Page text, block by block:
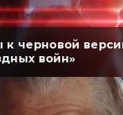
к черновой
войн»